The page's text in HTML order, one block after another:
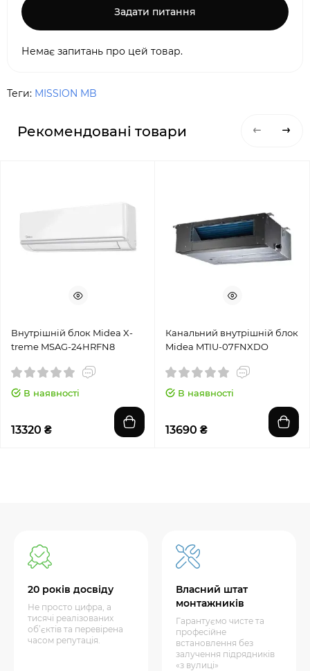
Задати питання
Немає запитань про цей товар.
Теги: MISSION MB
Рекомендовані товари
Внутрішній блок Midea X-
treme MSAG-24HRFN8
В наявності
13320 ₴
Канальний внутрішній блок
Midea MTIU-07FNXDO
В наявності
13690 ₴
20 років досвіду
Не просто цифра, а
тисячі реалізованих
об’єктів та перевірена
часом репутація.
Власний штат
монтажників
Гарантуємо чисте та
професійне
встановлення без
залучення підрядників
«з вулиці»